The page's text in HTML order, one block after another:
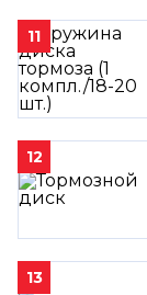
11
12
13